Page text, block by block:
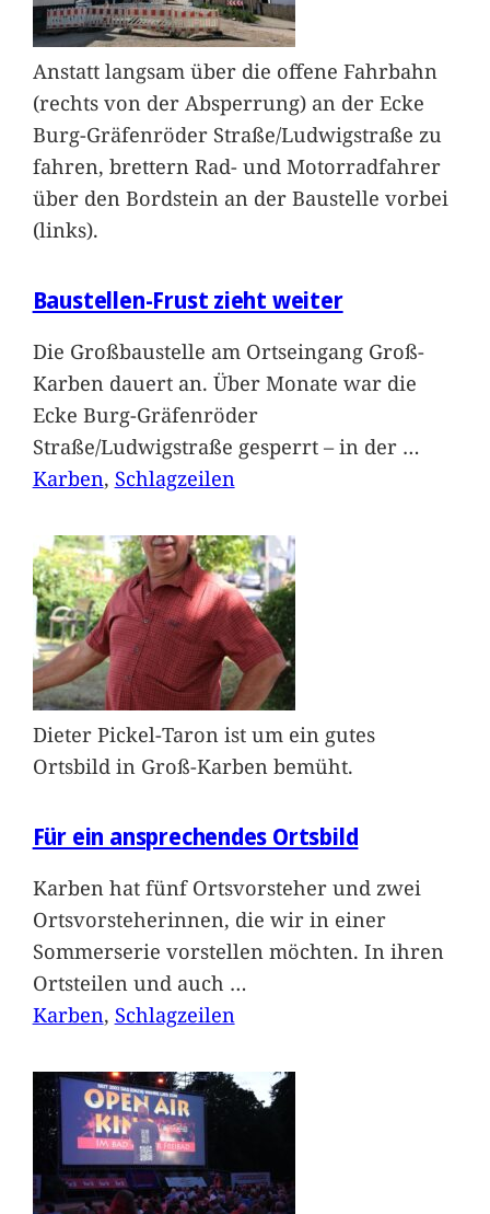
Anstatt langsam über die offene Fahrbahn
(rechts von der Absperrung) an der Ecke
Burg-Gräfenröder Straße/Ludwigstraße zu
fahren, brettern Rad- und Motorradfahrer
über den Bordstein an der Baustelle vorbei
(links).
Baustellen-Frust zieht weiter
Die Großbaustelle am Ortseingang Groß-
Karben dauert an. Über Monate war die
Ecke Burg-Gräfenröder
Straße/Ludwigstraße gesperrt – in der …
Karben, Schlagzeilen
Dieter Pickel-Taron ist um ein gutes
Ortsbild in Groß-Karben bemüht.
Für ein ansprechendes Ortsbild
Karben hat fünf Ortsvorsteher und zwei
Ortsvorsteherinnen, die wir in einer
Sommerserie vorstellen möchten. In ihren
Ortsteilen und auch …
Karben, Schlagzeilen